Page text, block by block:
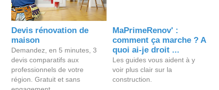
Devis rénovation de
maison
Demandez, en 5 minutes, 3
devis comparatifs aux
professionnels de votre
région. Gratuit et sans
MaPrimeRenov' :
comment ça marche ? A
quoi ai-je droit ...
Les guides vous aident à y
voir plus clair sur la
construction.